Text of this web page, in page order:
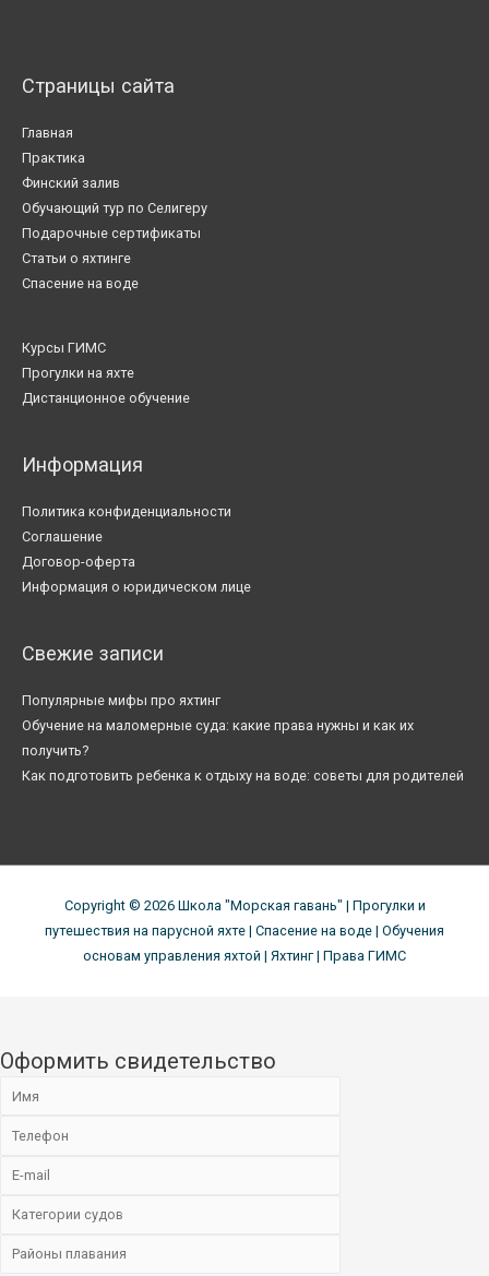
Страницы сайта
Главная
Практика
Финский залив
Обучающий тур по Селигеру
Подарочные сертификаты
Статьи о яхтинге
Спасение на воде
Курсы ГИМС
Прогулки на яхте
Дистанционное обучение
Информация
Политика конфиденциальности
Соглашение
Договор-оферта
Информация о юридическом лице
Свежие записи
Популярные мифы про яхтинг
Обучение на маломерные суда: какие права нужны и как их
получить?
Как подготовить ребенка к отдыху на воде: советы для родителей
Copyright © 2026 Школа "Морская гавань" | Прогулки и
путешествия на парусной яхте | Спасение на воде | Обучения
основам управления яхтой | Яхтинг | Права ГИМС
Оформить свидетельство